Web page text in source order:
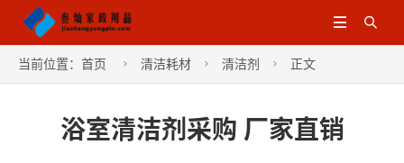


当前位置： 首页  清洁耗材  清洁剂  正文
浴室清洁剂采购 厂家直销